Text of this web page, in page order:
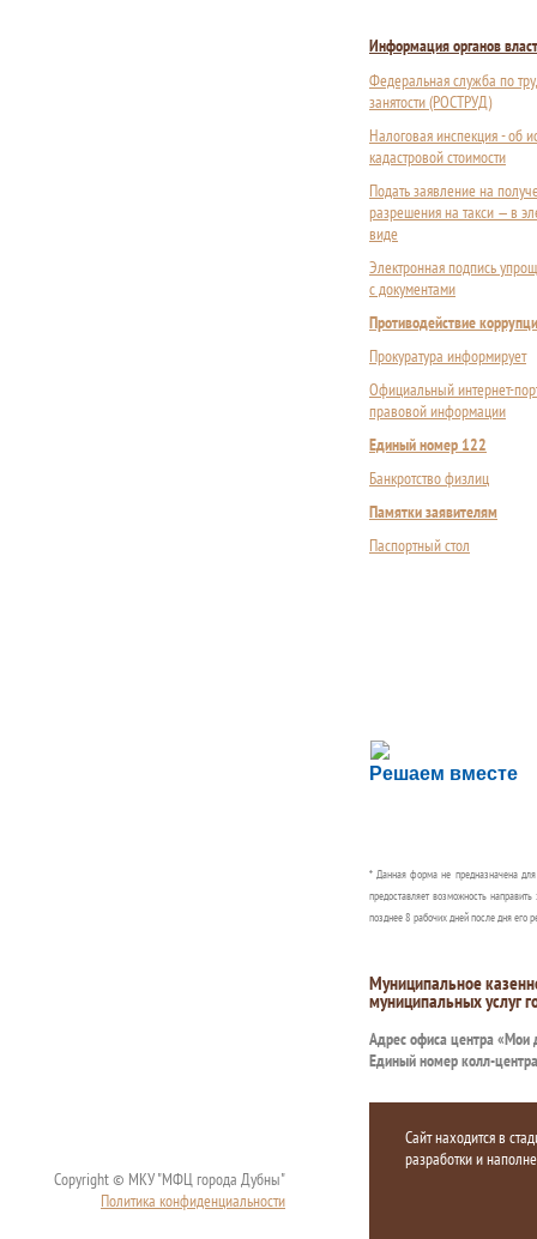
Информация органов
Федеральная служба по
занятости (РОСТРУД)
Налоговая инспекция - об
кадастровой стоимости
Подать заявление на
разрешения на такси — в
виде
Электронная подпись
с документами
Противодействие
Прокуратура информирует
Официальный интернет-
правовой информации
Единый номер 122
Банкротство физлиц
Памятки заявителям
Паспортный стол
Решаем вместе
Сложности с
Сообщите об этом
* Данная форма не предназначена
предоставляет возможность
позднее 8 рабочих дней после дня его
Муниципальное
муниципальных услуг
Адрес офиса центра «Мои
Единый номер колл-
Copyright © МКУ "МФЦ города Дубны"
Политика конфиденциальности
Сайт находится в
разработки и